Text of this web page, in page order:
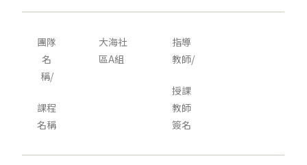
團隊
名
稱/
課程
名稱
大海社
區A組
指導
教師/
授課
教師
簽名